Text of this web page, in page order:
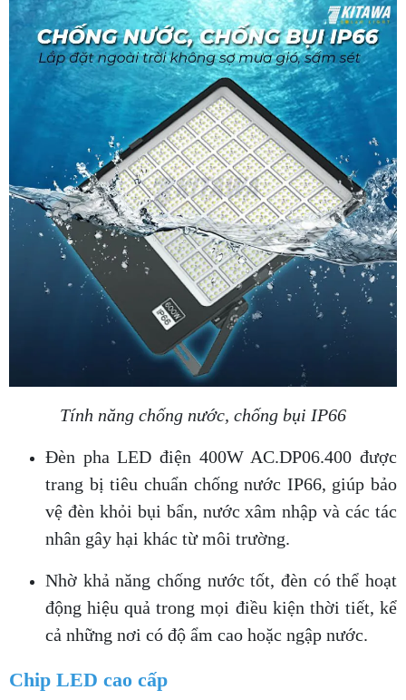
Tính năng chống nước, chống bụi IP66
Đèn pha LED điện 400W AC.DP06.400 được
trang bị tiêu chuẩn chống nước IP66, giúp bảo
vệ đèn khỏi bụi bẩn, nước xâm nhập và các tác
nhân gây hại khác từ môi trường.
Nhờ khả năng chống nước tốt, đèn có thể hoạt
động hiệu quả trong mọi điều kiện thời tiết, kể
cả những nơi có độ ẩm cao hoặc ngập nước.
Chip LED cao cấp